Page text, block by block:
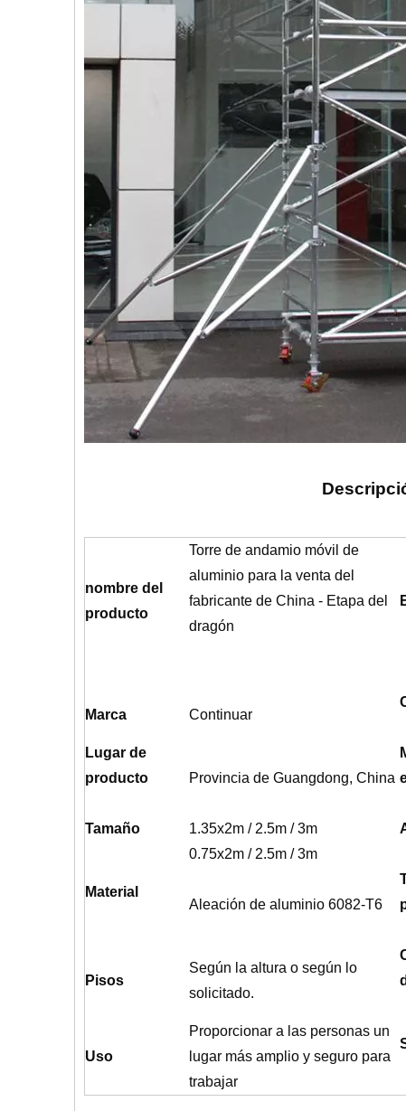
nombre del
producto
Torre de andamio móvil de
aluminio para la venta del
fabricante de China - Etapa del
dragón
Marca Continuar
Lugar de
producto
Provincia de Guangdong, China
Tamaño
1.35x2m / 2.5m / 3m
0.75x2m / 2.5m / 3m
Material
Aleación de aluminio 6082-T6
Pisos
Según la altura o según lo
solicitado.
Uso
Proporcionar a las personas un
lugar más amplio y seguro para
trabajar